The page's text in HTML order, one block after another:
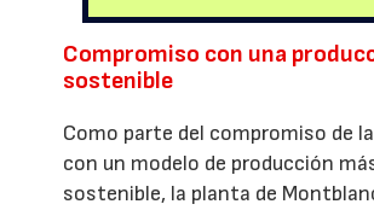
Compromiso con una
sostenible
Como parte del compromiso de
con un modelo de producción
sostenible, la planta de